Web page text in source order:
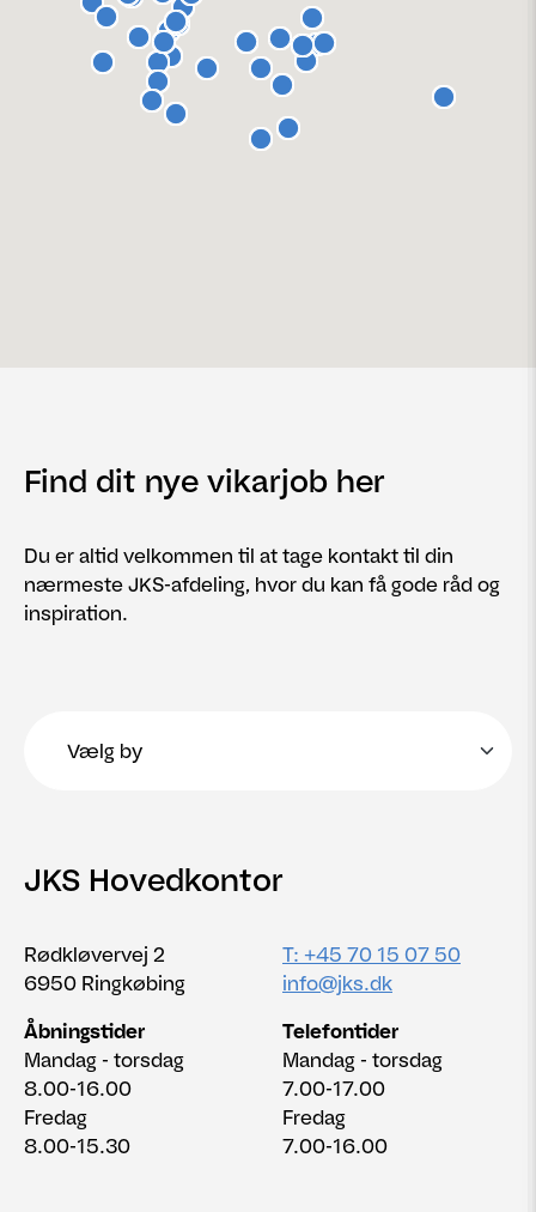
Find dit nye vikarjob her
Du er altid velkommen til at tage kontakt til din
nærmeste JKS-afdeling, hvor du kan få gode råd og
inspiration.
JKS Hovedkontor
Rødkløvervej 2
6950 Ringkøbing
Åbningstider
Mandag - torsdag
8.00-16.00
Fredag
8.00-15.30
T: +45 70 15 07 50
info@jks.dk
Telefontider
Mandag - torsdag
7.00-17.00
Fredag
7.00-16.00